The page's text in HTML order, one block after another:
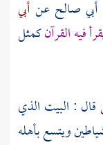
أبي صالحعن أبي
فيه القرآنكمثل
قال : البيت الذي
ويتسع بأهله